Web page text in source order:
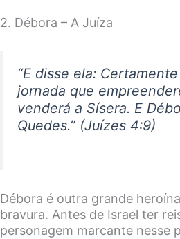
2. Débora – A Juíza
“E disse ela:
jornada que
venderá a Sísera. E
Quedes.” (Juízes 4:9)
Débora é outra grande
bravura. Antes de Israel ter
personagem marcante nesse